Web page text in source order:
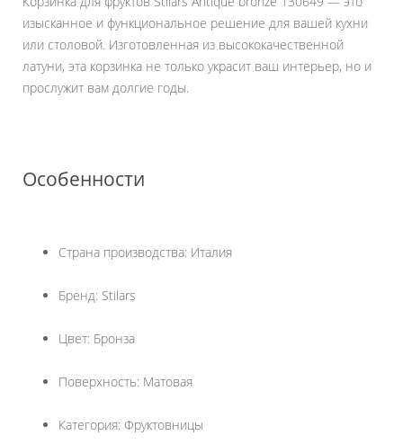
изысканное и функциональное решение для вашей кухни
или столовой. Изготовленная из высококачественной
латуни, эта корзинка не только украсит ваш интерьер, но и
прослужит вам долгие годы.
Особенности
Страна производства: Италия
Бренд: Stilars
Цвет: Бронза
Поверхность: Матовая
Категория: Фруктовницы